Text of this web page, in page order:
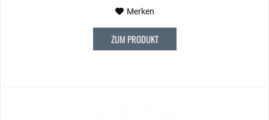
Merken
ZUM PRODUKT